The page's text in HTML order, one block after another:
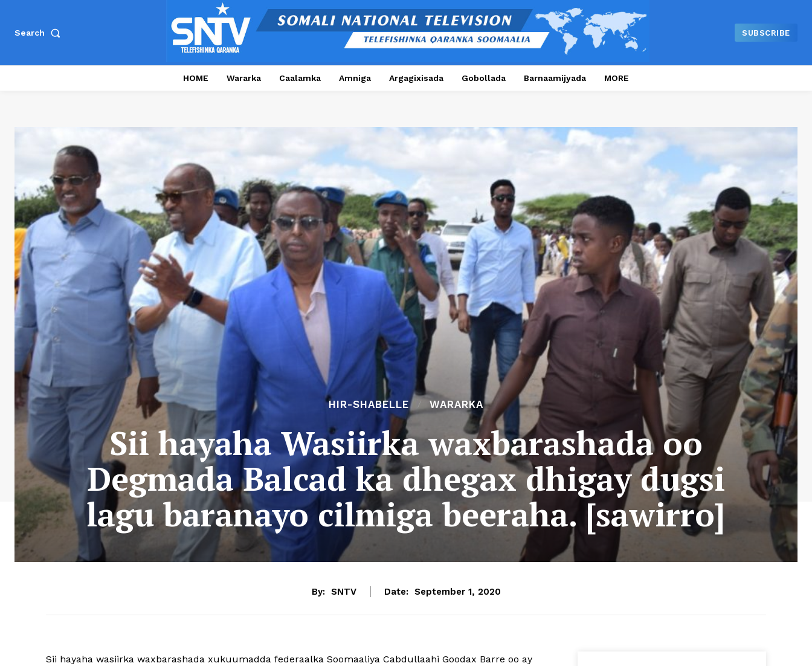
Search SUBSCRIBE
HOME Wararka Caalamka Amniga Argagixisada Gobollada Barnaamijyada MORE
HIR-SHABELLE WARARKA
Sii hayaha Wasiirka waxbarashada oo
Degmada Balcad ka dhegax dhigay dugsi
lagu baranayo cilmiga beeraha. [sawirro]
By: SNTV Date: September 1, 2020
Sii hayaha wasiirka waxbarashada xukuumadda federaalka Soomaaliya Cabdullaahi Goodax Barre oo ay